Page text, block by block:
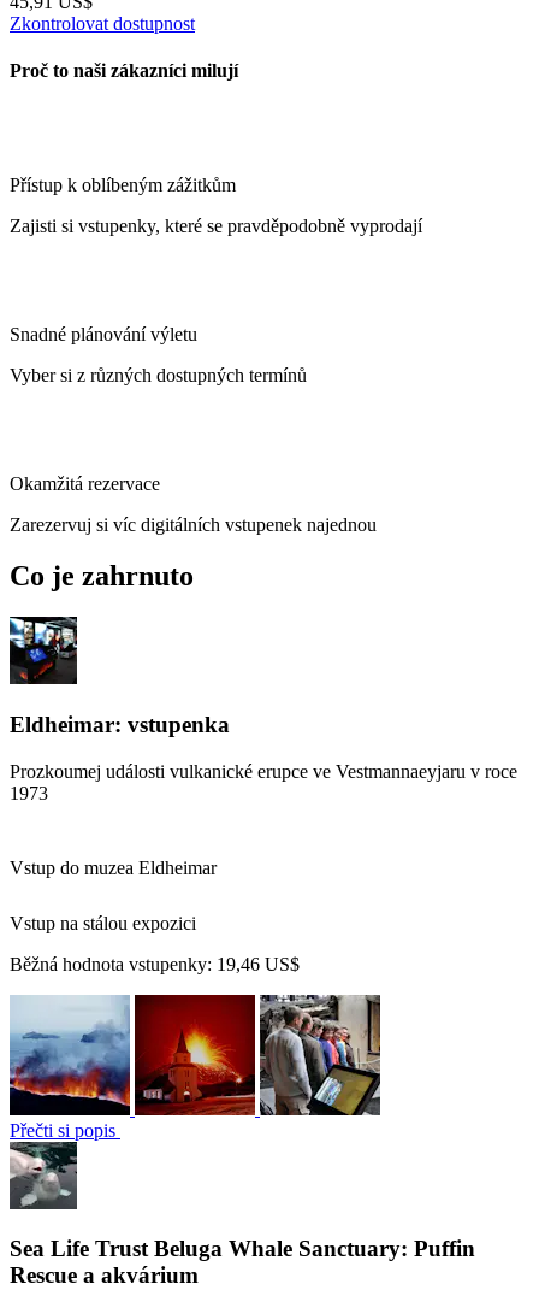
Zkontrolovat dostupnost
Proč to naši zákazníci milují
Přístup k oblíbeným zážitkům
Zajisti si vstupenky, které se pravděpodobně vyprodají
Snadné plánování výletu
Vyber si z různých dostupných termínů
Okamžitá rezervace
Zarezervuj si víc digitálních vstupenek najednou
Co je zahrnuto
Eldheimar: vstupenka
Prozkoumej události vulkanické erupce ve Vestmannaeyjaru v roce
1973
Vstup do muzea Eldheimar
Vstup na stálou expozici
Běžná hodnota vstupenky: 19,46 US$
Přečti si popis
Sea Life Trust Beluga Whale Sanctuary: Puffin
Rescue a akvárium